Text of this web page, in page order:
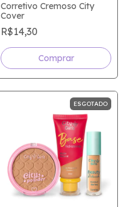
Corretivo Cremoso City
Cover
R$14,30
Comprar
ESGOTADO